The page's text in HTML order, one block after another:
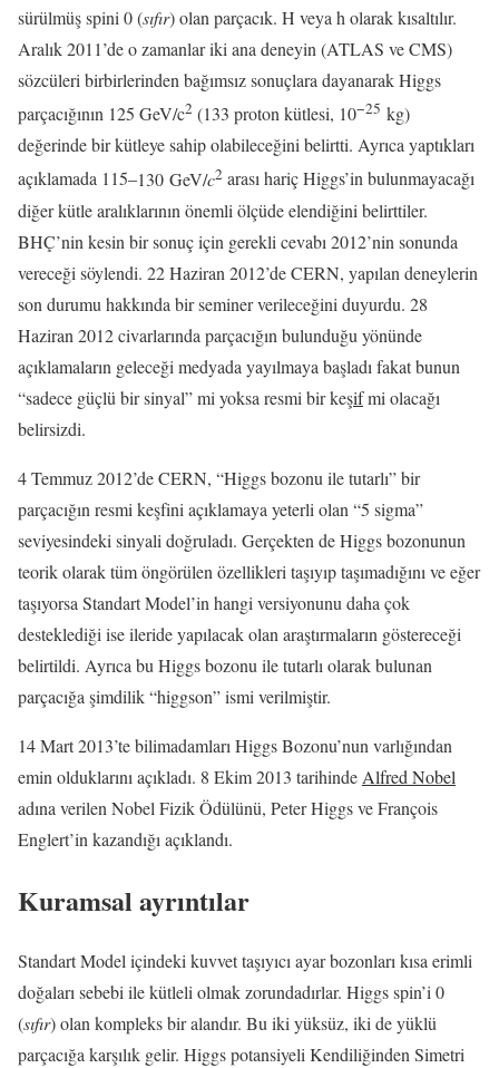
sürülmüş spini 0 (sıfır) olan parçacık. H veya h olarak kısaltılır.
Aralık 2011’de o zamanlar iki ana deneyin (ATLAS ve CMS)
sözcüleri birbirlerinden bağımsız sonuçlara dayanarak Higgs
parçacığının 125 GeV/c2 (133 proton kütlesi, 10−25 kg)
değerinde bir kütleye sahip olabileceğini belirtti. Ayrıca yaptıkları
açıklamada 115–130 GeV/c2 arası hariç Higgs’in bulunmayacağı
diğer kütle aralıklarının önemli ölçüde elendiğini belirttiler.
BHÇ’nin kesin bir sonuç için gerekli cevabı 2012’nin sonunda
vereceği söylendi. 22 Haziran 2012’de CERN, yapılan deneylerin
son durumu hakkında bir seminer verileceğini duyurdu. 28
Haziran 2012 civarlarında parçacığın bulunduğu yönünde
açıklamaların geleceği medyada yayılmaya başladı fakat bunun
“sadece güçlü bir sinyal” mi yoksa resmi bir keşifmi olacağı
belirsizdi.
4 Temmuz 2012’de CERN, “Higgs bozonu ile tutarlı” bir
parçacığın resmi keşfini açıklamaya yeterli olan “5 sigma”
seviyesindeki sinyali doğruladı. Gerçekten de Higgs bozonunun
teorik olarak tüm öngörülen özellikleri taşıyıp taşımadığını ve eğer
taşıyorsa Standart Model’in hangi versiyonunu daha çok
desteklediği ise ileride yapılacak olan araştırmaların göstereceği
belirtildi. Ayrıca bu Higgs bozonu ile tutarlı olarak bulunan
parçacığa şimdilik “higgson” ismi verilmiştir.
14 Mart 2013’te bilimadamları Higgs Bozonu’nun varlığından
emin olduklarını açıkladı. 8 Ekim 2013 tarihinde Alfred Nobel
adına verilen Nobel Fizik Ödülünü, Peter Higgs ve François
Englert’in kazandığı açıklandı.
Kuramsal ayrıntılar
Standart Model içindeki kuvvet taşıyıcı ayar bozonları kısa erimli
doğaları sebebi ile kütleli olmak zorundadırlar. Higgs spin’i 0
(sıfır) olan kompleks bir alandır. Bu iki yüksüz, iki de yüklü
parçacığa karşılık gelir. Higgs potansiyeli Kendiliğinden Simetri